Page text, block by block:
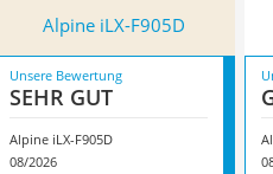
Alpine iLX-F905D
Unsere Bewertung
SEHR GUT
Alpine iLX-F905D
08/2026